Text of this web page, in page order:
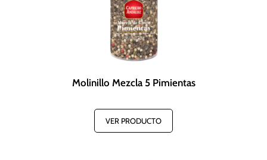
Molinillo Mezcla 5 Pimientas
VER PRODUCTO